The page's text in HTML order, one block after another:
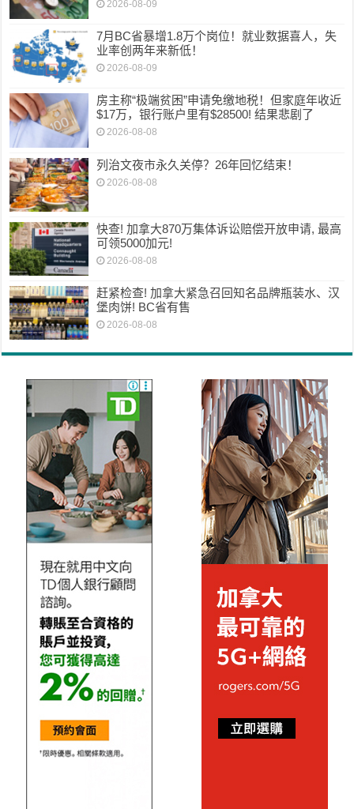
2026-08-09
7月BC省暴增1.8万个岗位！就业数据喜人，失
业率创两年来新低！
2026-08-09
房主称“极端贫困”申请免缴地税！但家庭年收近
$17万，银行账户里有$28500! 结果悲剧了
2026-08-08
列治文夜市永久关停？26年回忆结束！
2026-08-08
快查! 加拿大870万集体诉讼赔偿开放申请, 最高
可领5000加元!
2026-08-08
赶紧检查! 加拿大紧急召回知名品牌瓶装水、汉
堡肉饼! BC省有售
2026-08-08